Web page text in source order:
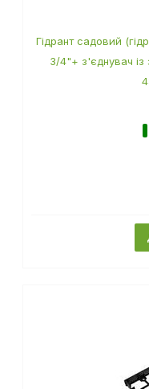
Гідрант садовий
3/4"+ з'єднувач